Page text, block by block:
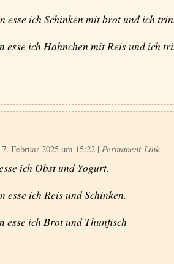
esse ich Schinken mit brot und ich
esse ich Hahnchen mit Reis und ich
Februar 2025 um 15:22 | Permanent-Link
ich Obst und Yogurt.
esse ich Reis und Schinken.
esse ich Brot und Thunfisch